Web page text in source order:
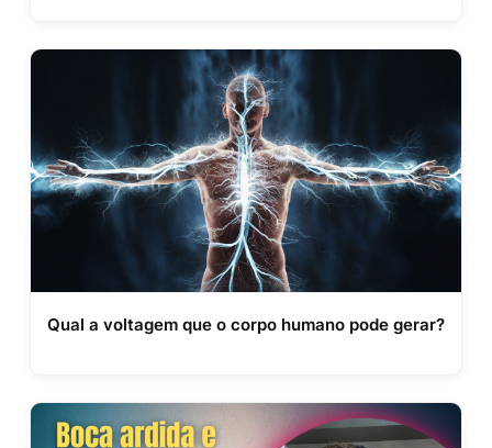
Qual a voltagem que o corpo humano pode gerar?